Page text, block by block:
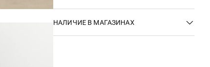
НАЛИЧИЕ В МАГАЗИНАХ